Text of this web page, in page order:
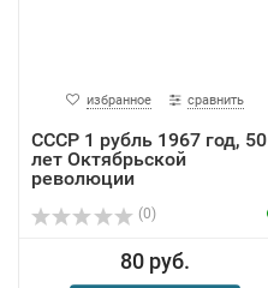
избранное сравнить
СССР 1 рубль 1967 год, 50
лет Октябрьской
революции
(0)
80 руб.